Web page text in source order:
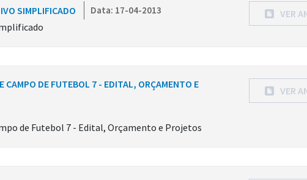
SIMPLIFICADO Data: 17-04-2013 VER
DE FUTEBOL 7 - EDITAL, ORÇAMENTO E
de Futebol 7 - Edital, Orçamento e Projetos
VER